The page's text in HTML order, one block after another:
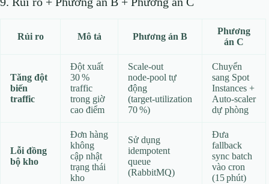
Rủi ro Mô tả Phương án B
Phương
án C
Tăng đột
biến
traffic
Đột xuất
30 %
traffic
trong giờ
cao điểm
Scale‑out
node‑pool tự
động
(target‑utilization
70 %)
Chuyển
sang Spot
Instances +
Auto‑scaler
dự phòng
Lỗi đồng
bộ kho
Đơn hàng
không
cập nhật
trạng thái
kho
Sử dụng
idempotent
queue
(RabbitMQ)
Đưa
fallback
sync batch
vào cron
(15 phút)